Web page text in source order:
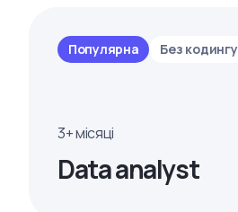
Популярна Без кодингу
3+ місяці
Data analyst